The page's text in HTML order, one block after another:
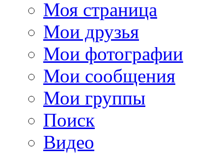
Моя страница
Мои друзья
Мои фотографии
Мои сообщения
Мои группы
Поиск
Видео